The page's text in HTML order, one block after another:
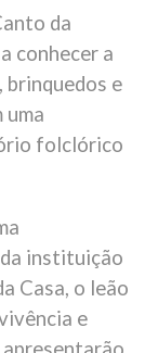
da
conhecer a
brinquedos e
uma
folclórico
instituição
Casa, o leão
e